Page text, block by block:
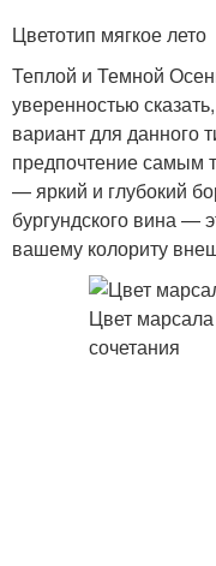
Цветотип мягкое лето
Теплой и Темной
уверенностью
вариант для данного
предпочтение самым
— яркий и глубокий
бургундского вина —
вашему колориту